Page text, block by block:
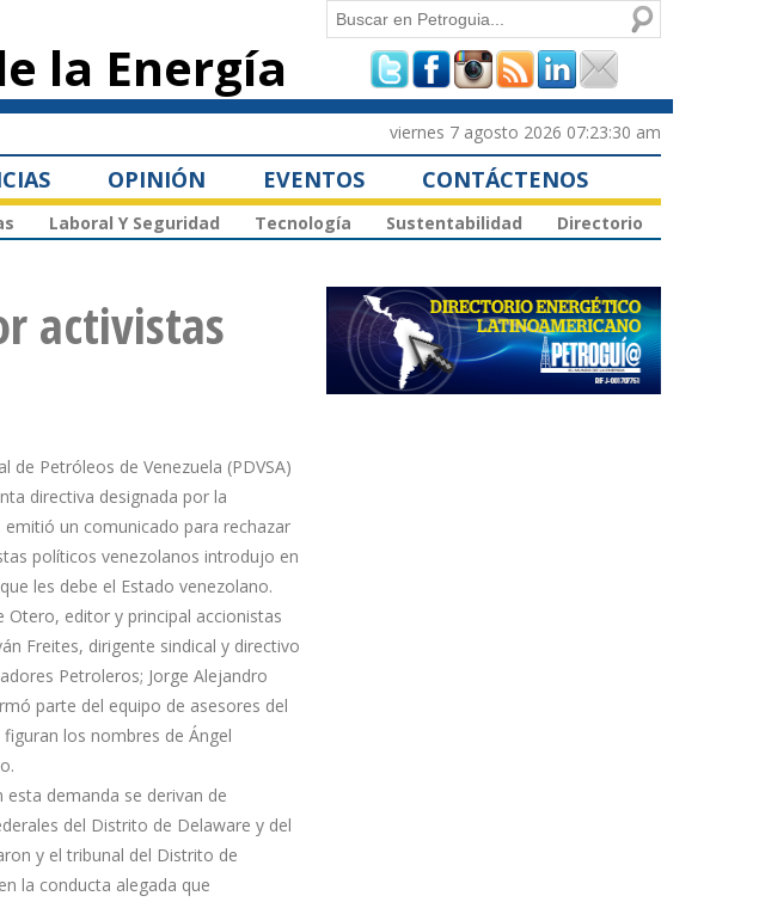
la Energía
Formulario de
búsqueda
Buscar
viernes 7 agosto 2026 07:23:30 am
OPINIÓN EVENTOS CONTÁCTENOS
Laboral Y Seguridad Tecnología Sustentabilidad Directorio
activistas
de Petróleos de Venezuela (PDVSA)
directiva designada por la
un comunicado para rechazar
políticos venezolanos introdujo en
les debe el Estado venezolano.
Otero, editor y principal accionistas
Freites, dirigente sindical y directivo
Petroleros; Jorge Alejandro
parte del equipo de asesores del
los nombres de Ángel
esta demanda se derivan de
del Distrito de Delaware y del
y el tribunal del Distrito de
la conducta alegada que